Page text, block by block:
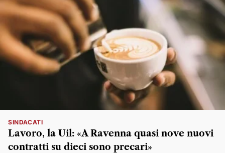
SINDACATI
Lavoro, la Uil: «A Ravenna quasi nove nuovi
contratti su dieci sono precari»